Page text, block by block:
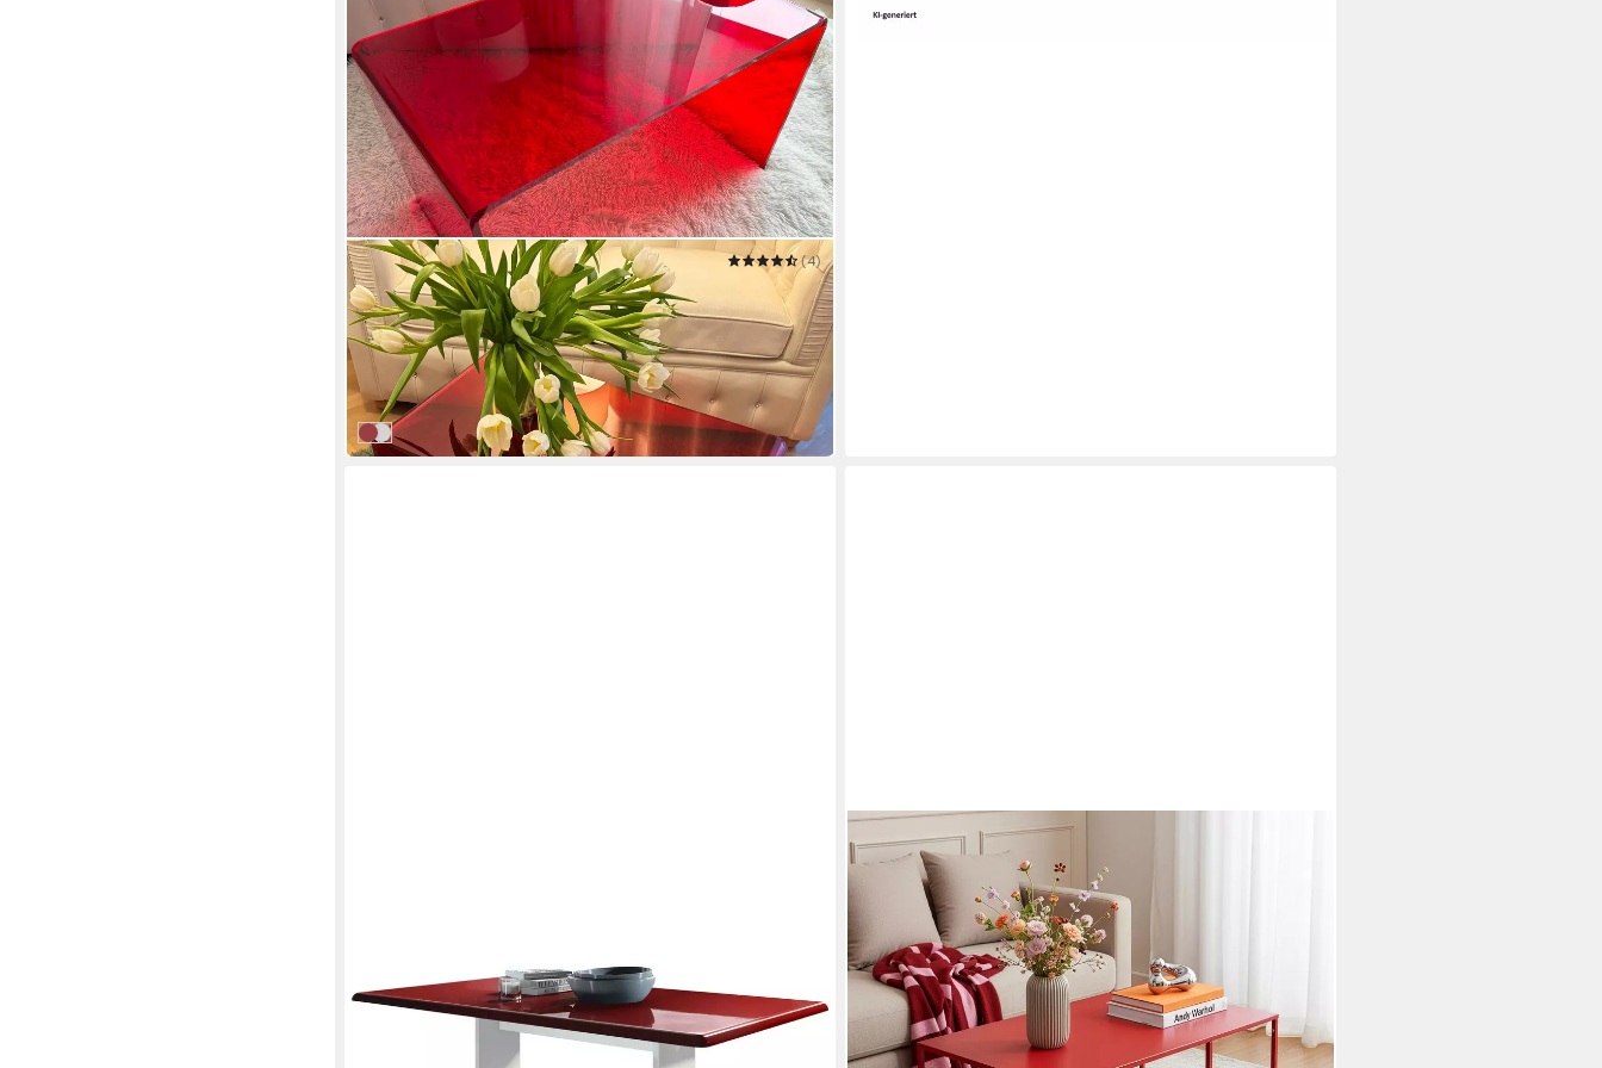
ACRYL DESIGN
Beistelltisch Hochwertiger Acryl Glastisch, Plexiglas,
Ablagetisch
Mehrere Größen
(4)
159,99 € UVP169,99 €
-6%
in 5-6 Werktagen bei dir
RotTransparent